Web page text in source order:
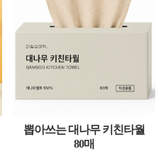
뽑아쓰는 대나무 키친타월
80매